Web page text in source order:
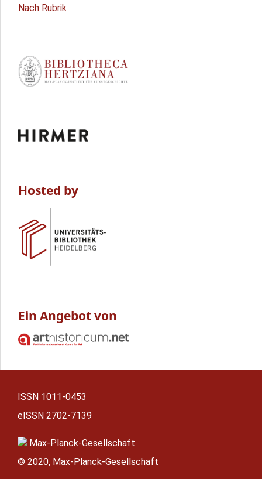
Nach Rubrik
Hosted by
Ein Angebot von
ISSN 1011-0453
eISSN 2702-7139
Max-Planck-Gesellschaft
© 2020, Max-Planck-Gesellschaft